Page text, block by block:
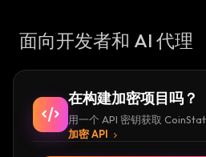
面向开发者和 AI 代理
在构建加密项目吗？
用一个 API 密钥获取
加密 API